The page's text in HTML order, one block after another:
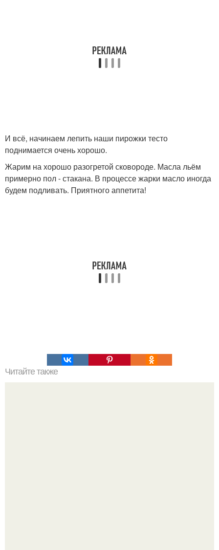
И всё, начинаем лепить наши пирожки тесто
поднимается очень хорошо.
Жарим на хорошо разогретой сковороде. Масла льём
примерно пол - стакана. В процессе жарки масло иногда
будем подливать. Приятного аппетита!
Читайте также